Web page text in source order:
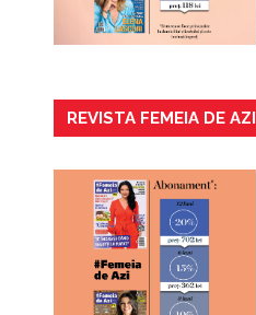
REVISTA FEMEIA DE AZI